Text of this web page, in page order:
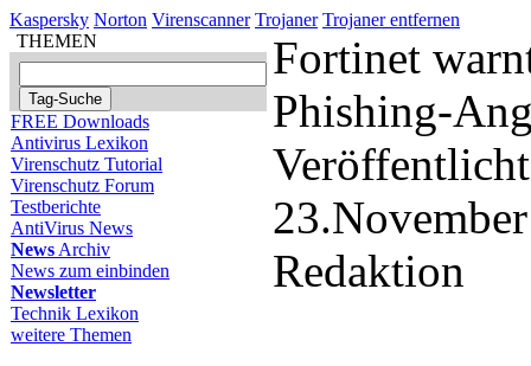
Kaspersky Norton Virenscanner Trojaner Trojaner entfernen
THEMEN
FREE Downloads
Antivirus Lexikon
Virenschutz Tutorial
Virenschutz Forum
Testberichte
AntiVirus News
News Archiv
News zum einbinden
Newsletter
Technik Lexikon
weitere Themen
Fortinet
Phishing-
Redaktion